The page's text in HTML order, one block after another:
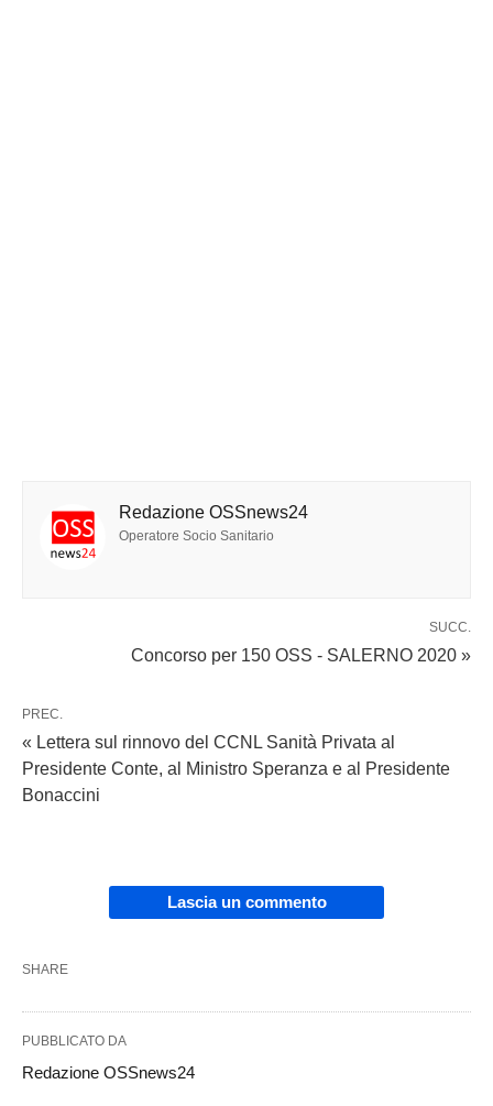
Redazione OSSnews24
Operatore Socio Sanitario
SUCC.
Concorso per 150 OSS - SALERNO 2020 »
PREC.
« Lettera sul rinnovo del CCNL Sanità Privata al
Presidente Conte, al Ministro Speranza e al Presidente
Bonaccini
Lascia un commento
SHARE
PUBBLICATO DA
Redazione OSSnews24